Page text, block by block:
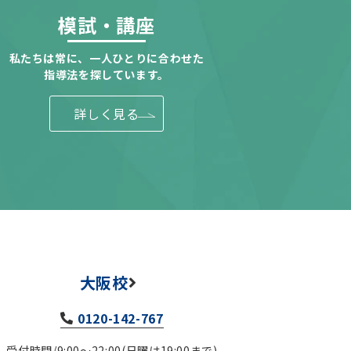
模試・講座
私たちは常に、一人ひとりに合わせた
指導法を探しています。
詳しく見る
大阪校
0120-142-767